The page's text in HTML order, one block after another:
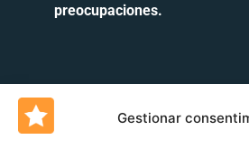
Gestionar
preocupaciones.